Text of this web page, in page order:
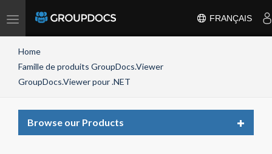
Toggle
FRANÇAIS
Home
Famille de produits GroupDocs.Viewer
GroupDocs.Viewer pour .NET
Browse our Products
Toggle